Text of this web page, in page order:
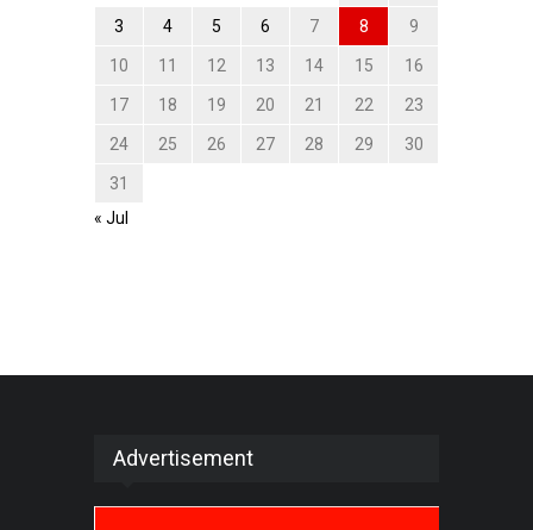
3 4 5 6 7 8 9
10 11 12 13 14 15 16
17 18 19 20 21 22 23
24 25 26 27 28 29 30
31
« Jul
Advertisement